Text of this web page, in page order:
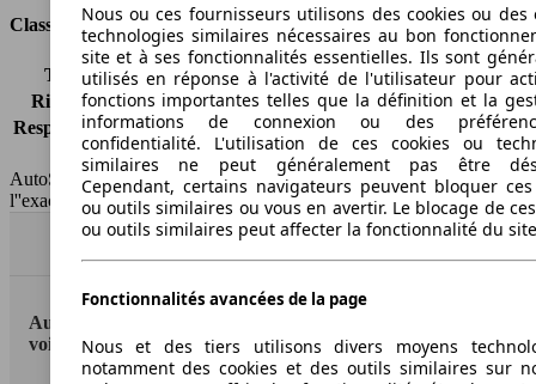
Classes d'assurance
Tous risques
-
Risques partiels
-
Responsabilité civile -
HSN/TSN
n.c./n.c.
AutoScout24 France SAS décline toute responsabilité concernant
l''exactitude des indications fournies.
AutoScout24: la plus grande plateforme en ligne de
voitures en Europe
Nous ou ces fournisseurs utilisons des cookies ou des
technologies similaires nécessaires au bon
site et à ses fonctionnalités essentielles. Ils sont
utilisés en réponse à l'activité de l'utilisateur pour
fonctions importantes telles que la définition et la
informations de connexion ou des
confidentialité. L'utilisation de ces cookies ou
similaires ne peut généralement pas être
Cependant, certains navigateurs peuvent bloquer ces
ou outils similaires ou vous en avertir. Le blocage de
ou outils similaires peut affecter la fonctionnalité du
Fonctionnalités avancées de la page
Nous et des tiers utilisons divers moyens
notamment des cookies et des outils similaires sur